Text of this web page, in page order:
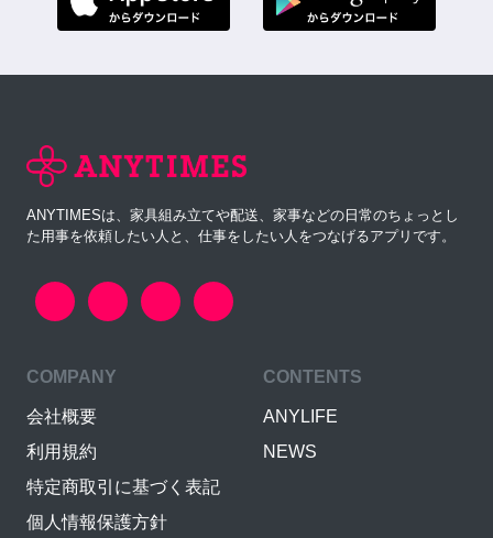
ANYTIMESは、家具組み立てや配送、家事などの日常のちょっとし
た用事を依頼したい人と、仕事をしたい人をつなげるアプリです。
COMPANY
会社概要
利用規約
特定商取引に基づく表記
個人情報保護方針
CONTENTS
ANYLIFE
NEWS